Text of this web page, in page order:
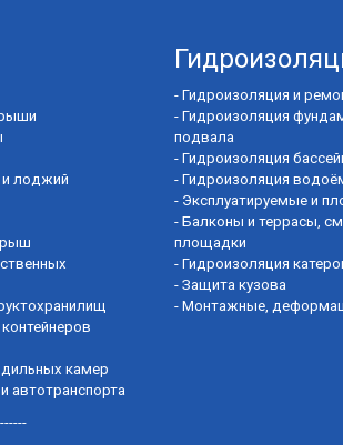
и лоджий
камер
автотранспорта
- Гидроизоляция и
- Гидроизоляция
подвала
- Гидроизоляция
- Гидроизоляция
- Эксплуатируемые и
- Балконы и террасы,
площадки
- Гидроизоляция
- Защита кузова
- Монтажные,